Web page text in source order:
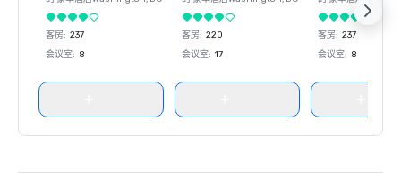
客房: 237
会议室: 8
客房: 220
会议室: 17
客房: 237
会议室: 8